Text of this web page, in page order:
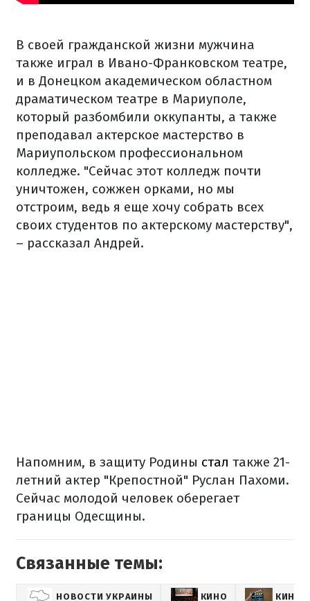
В своей гражданской жизни мужчина
также играл в Ивано-Франковском театре,
и в Донецком академическом областном
драматическом театре в Мариуполе,
который разбомбили оккупанты, а также
преподавал актерское мастерство в
Мариупольском профессиональном
колледже. "Сейчас этот колледж почти
уничтожен, сожжен орками, но мы
отстроим, ведь я еще хочу собрать всех
своих студентов по актерскому мастерству",
– рассказал Андрей.
Напомним, в защиту Родины стал также 21-
летний актер "Крепостной" Руслан Пахоми.
Сейчас молодой человек оберегает
границы Одесщины.
Связанные темы:
НОВОСТИ УКРАИНЫ КИНО